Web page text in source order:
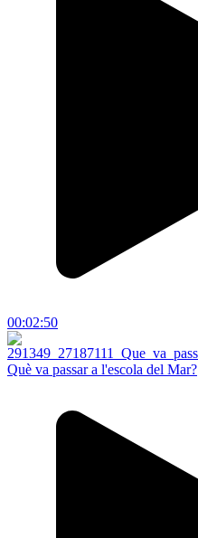
00:02:50
Què va passar a l'escola del Mar?